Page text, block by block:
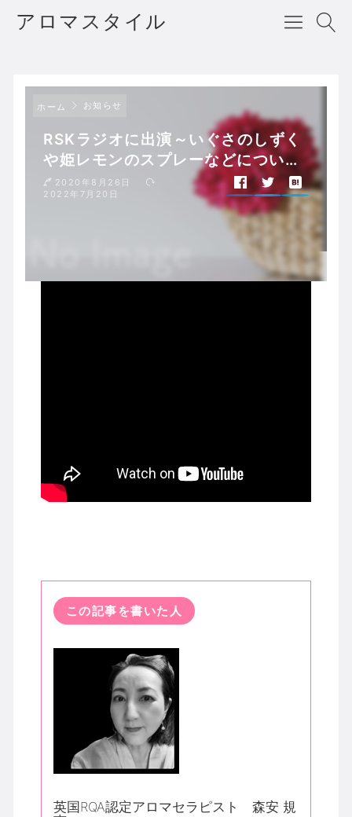
アロマスタイル
ホーム お知らせ
RSKラジオに出演～いぐさのしずく
や姫レモンのスプレーなどについて
お話ししました！
2020年8月26日
2022年7月20日
この記事を書いた人
英国RQA認定アロマセラピスト 森安 規